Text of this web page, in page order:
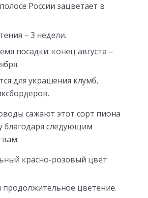
России зацветает в
– 3 недели.
посадки: конец августа –
для украшения клумб,
сажают этот сорт пиона
благодаря следующим
красно-розовый цвет
цветение.